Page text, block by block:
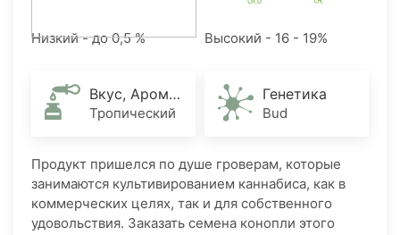
Низкий - до 0,5 % Высокий - 16 - 19%
Вкус, Аромат
Тропический
Генетика
Bud
Продукт пришелся по душе гроверам, которые
занимаются культивированием каннабиса, как в
коммерческих целях, так и для собственного
удовольствия. Заказать семена конопли этого